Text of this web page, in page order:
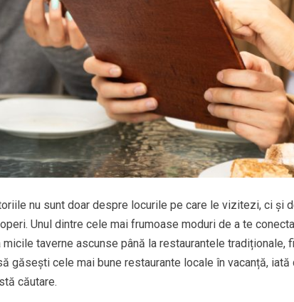
nu sunt doar despre locurile pe care le vizitezi, ci și
Unul dintre cele mai frumoase moduri de a te
micile taverne ascunse până la restaurantele tradiționale,
găsești cele mai bune restaurante locale în vacanță,
căutare.